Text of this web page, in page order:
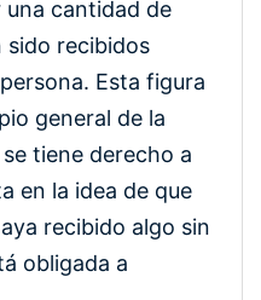
cantidad de
sido recibidos
Esta figura
general de la
tiene derecho a
en la idea de que
recibido algo sin
obligada a